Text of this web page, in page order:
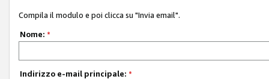
Compila il modulo e poi clicca su "Invia email".
Nome: *
Indirizzo e-mail principale: *